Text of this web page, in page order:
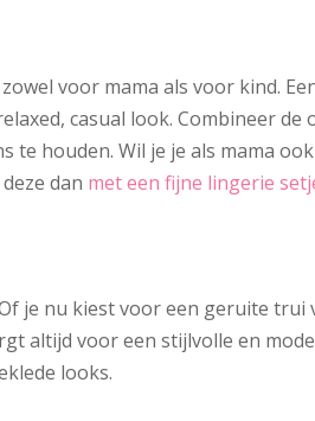
voor mama als voor kind.
casual look. Combineer
te houden. Wil je je als mama
dan met een fijne lingerie
je nu kiest voor een geruite trui
altijd voor een stijlvolle en
looks.